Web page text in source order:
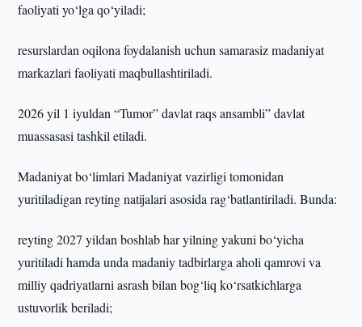
faoliyati yo‘lga qo‘yiladi;
resurslardan oqilona foydalanish uchun samarasiz madaniyat
markazlari faoliyati maqbullashtiriladi.
2026 yil 1 iyuldan “Tumor” davlat raqs ansambli” davlat
muassasasi tashkil etiladi.
Madaniyat bo‘limlari Madaniyat vazirligi tomonidan
yuritiladigan reyting natijalari asosida rag‘batlantiriladi. Bunda:
reyting 2027 yildan boshlab har yilning yakuni bo‘yicha
yuritiladi hamda unda madaniy tadbirlarga aholi qamrovi va
milliy qadriyatlarni asrash bilan bog‘liq ko‘rsatkichlarga
ustuvorlik beriladi;